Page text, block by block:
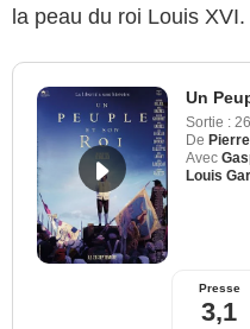
la peau du roi Louis XVI.
Un
Sortie :
De
Avec
Louis
Presse
3,1